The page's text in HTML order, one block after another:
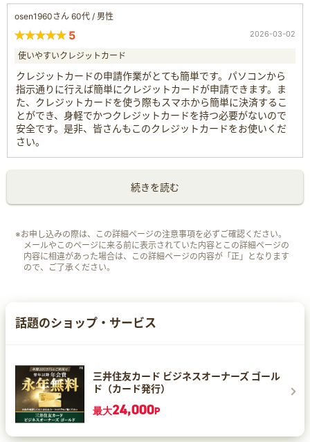
osen1960さん 60代 / 男性
5 2026-03-02
使いやすいクレジットカード
クレジットカードの申請作業がとても簡単です。パソコンから
指示通りに行えば簡単にクレジットカードが申請できます。ま
た、クレジットカードを使う際もスマホから簡単に決済するこ
とができ、身軽でかつクレジットカードを持つ必要がないので
安全です。是非、皆さんもこのクレジットカードをお使いくだ
さい。
続きを読む
※お申し込みの際は、この詳細ページの注意事項を必ずご確認ください。
メールやこのページに来る前に表示されていた内容とこの詳細ページの
内容に相違があった場合は、この詳細ページの内容が「正」となります
ので、ご了承ください。
話題のショップ・サービス
三井住友カード ビジネスオーナーズ ゴール
ド（カード発行）
最大24,000P